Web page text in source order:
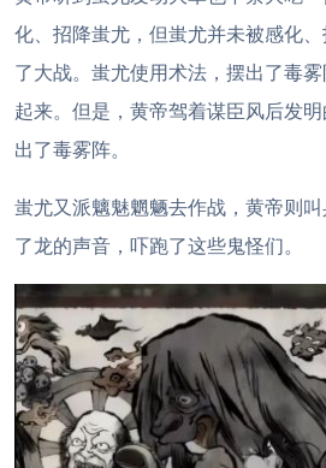
化、招降蚩尤，但蚩尤并未被感化
了大战。蚩尤使用术法，摆出了毒
起来。但是，黄帝驾着谋臣风后发
出了毒雾阵。
蚩尤又派魑魅魍魉去作战，黄帝则
了龙的声音，吓跑了这些鬼怪们。